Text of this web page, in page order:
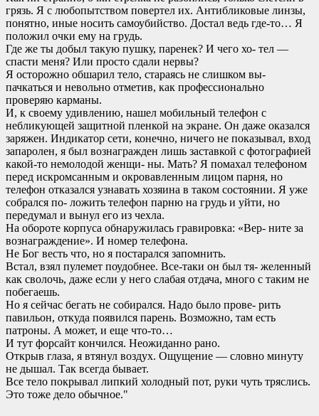
грязь. Я с любопытством повертел их. Антибликовые линзы,
понятно, иные носить самоубийство. Достал ведь где-то… Я
положил очки ему на грудь.
Где же ты добыл такую пушку, паренек? И чего хо- тел —
спасти меня? Или просто сдали нервы?
Я осторожно обшарил тело, стараясь не слишком вы-
пачкаться и невольно отметив, как профессионально
проверяю карманы.
И, к своему удивлению, нашел мобильный телефон с
небликующей защитной пленкой на экране. Он даже оказался
заряжен. Индикатор сети, конечно, ничего не показывал, вход
запаролен, я был вознагражден лишь заставкой с фотографией
какой-то немолодой женщи- ны. Мать? Я помахал телефоном
перед искромсанным и окровавленным лицом парня, но
телефон отказался узнавать хозяина в таком состоянии. Я уже
собрался по- ложить телефон парню на грудь и уйти, но
передумал и вынул его из чехла.
На обороте корпуса обнаружилась гравировка: «Вер- ните за
вознаграждение». И номер телефона.
Не Бог весть что, но я постарался запомнить.
Встал, взял пулемет поудобнее. Все-таки он был тя- желенный
как сволочь, даже если у него слабая отдача, много с таким не
побегаешь.
Но я сейчас бегать не собирался. Надо было прове- рить
павильон, откуда появился парень. Возможно, там есть
патроны. А может, и еще что-то…
И тут форсайт кончился. Неожиданно рано.
Открыв глаза, я втянул воздух. Ощущение — словно минуту
не дышал. Так всегда бывает.
Все тело покрывал липкий холодный пот, руки чуть тряслись.
Это тоже дело обычное."